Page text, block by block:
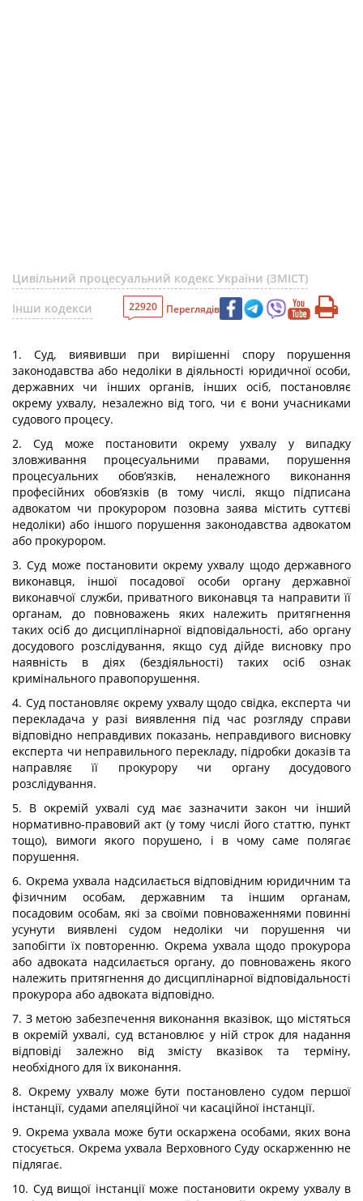
Цивільний процесуальний кодекс України (ЗМІСТ)
Інши кодекси
22920 Переглядів
1. Суд, виявивши при вирішенні спору порушення
законодавства або недоліки в діяльності юридичної особи,
державних чи інших органів, інших осіб, постановляє
окрему ухвалу, незалежно від того, чи є вони учасниками
судового процесу.
2. Суд може постановити окрему ухвалу у випадку
зловживання процесуальними правами, порушення
процесуальних обов’язків, неналежного виконання
професійних обов’язків (в тому числі, якщо підписана
адвокатом чи прокурором позовна заява містить суттєві
недоліки) або іншого порушення законодавства адвокатом
або прокурором.
3. Суд може постановити окрему ухвалу щодо державного
виконавця, іншої посадової особи органу державної
виконавчої служби, приватного виконавця та направити її
органам, до повноважень яких належить притягнення
таких осіб до дисциплінарної відповідальності, або органу
досудового розслідування, якщо суд дійде висновку про
наявність в діях (бездіяльності) таких осіб ознак
кримінального правопорушення.
4. Суд постановляє окрему ухвалу щодо свідка, експерта чи
перекладача у разі виявлення під час розгляду справи
відповідно неправдивих показань, неправдивого висновку
експерта чи неправильного перекладу, підробки доказів та
направляє її прокурору чи органу досудового
розслідування.
5. В окремій ухвалі суд має зазначити закон чи інший
нормативно-правовий акт (у тому числі його статтю, пункт
тощо), вимоги якого порушено, і в чому саме полягає
порушення.
6. Окрема ухвала надсилається відповідним юридичним та
фізичним особам, державним та іншим органам,
посадовим особам, які за своїми повноваженнями повинні
усунути виявлені судом недоліки чи порушення чи
запобігти їх повторенню. Окрема ухвала щодо прокурора
або адвоката надсилається органу, до повноважень якого
належить притягнення до дисциплінарної відповідальності
прокурора або адвоката відповідно.
7. З метою забезпечення виконання вказівок, що містяться
в окремій ухвалі, суд встановлює у ній строк для надання
відповіді залежно від змісту вказівок та терміну,
необхідного для їх виконання.
8. Окрему ухвалу може бути постановлено судом першої
інстанції, судами апеляційної чи касаційної інстанції.
9. Окрема ухвала може бути оскаржена особами, яких вона
стосується. Окрема ухвала Верховного Суду оскарженню не
підлягає.
10. Суд вищої інстанції може постановити окрему ухвалу в